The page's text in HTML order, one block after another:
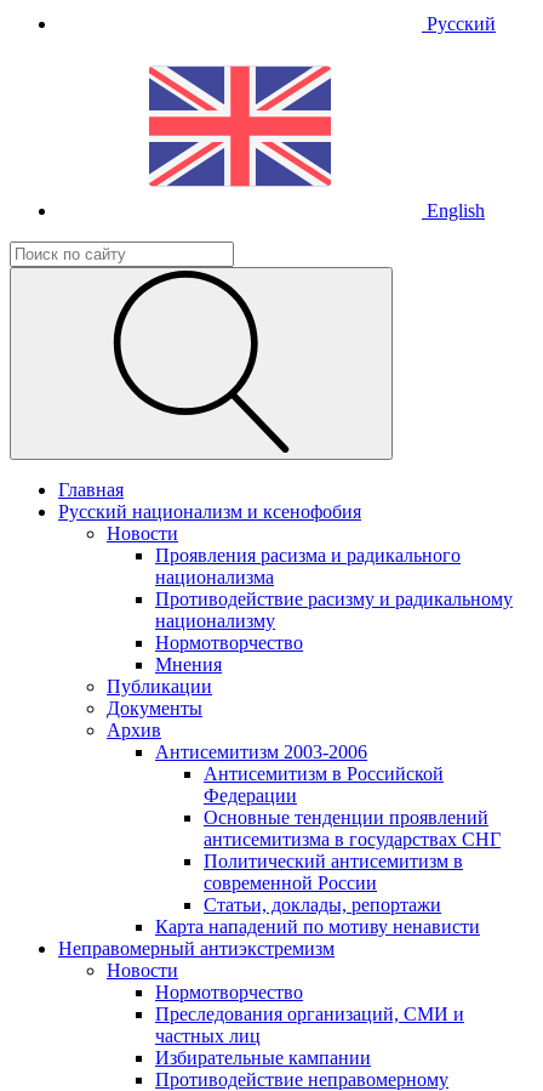
Русский
English
Главная
Русский национализм и ксенофобия
Новости
Проявления расизма и радикального
национализма
Противодействие расизму и радикальному
национализму
Нормотворчество
Мнения
Публикации
Документы
Архив
Антисемитизм 2003-2006
Антисемитизм в Российской
Федерации
Основные тенденции проявлений
антисемитизма в государствах СНГ
Политический антисемитизм в
современной России
Статьи, доклады, репортажи
Карта нападений по мотиву ненависти
Неправомерный антиэкстремизм
Новости
Нормотворчество
Преследования организаций, СМИ и
частных лиц
Избирательные кампании
Противодействие неправомерному